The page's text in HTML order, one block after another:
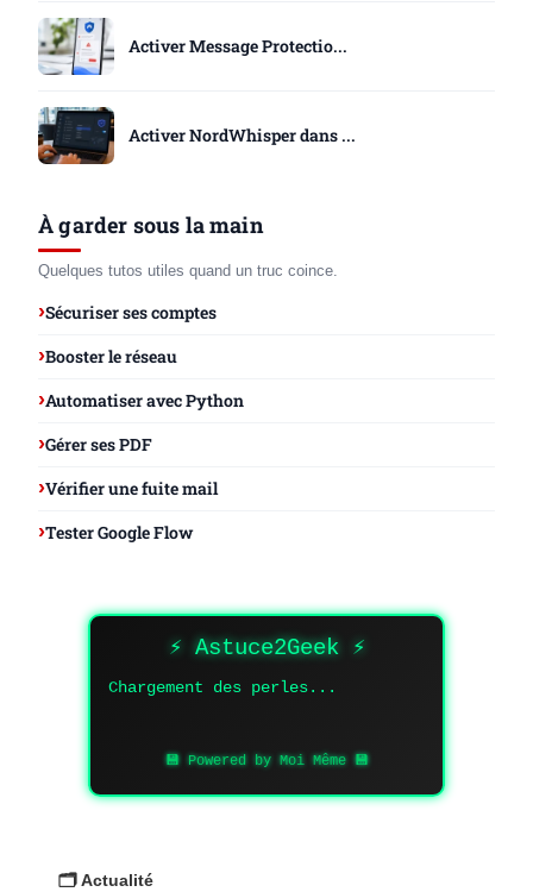
Activer Message Protectio...
Activer NordWhisper dans ...
À garder sous la main
Quelques tutos utiles quand un truc coince.
Sécuriser ses comptes
Booster le réseau
Automatiser avec Python
Gérer ses PDF
Vérifier une fuite mail
Tester Google Flow
⚡ Astuce2Geek ⚡
Chargement des perles...
💾 Powered by Moi Même 💾
🗂️ Actualité